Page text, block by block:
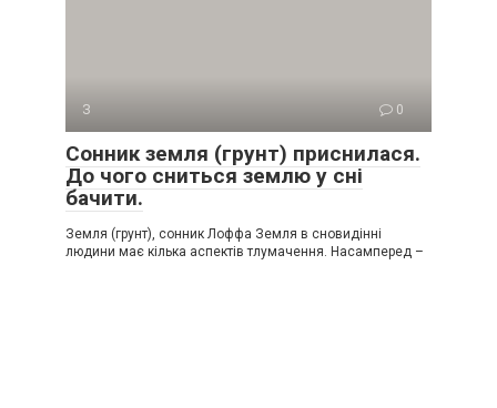
З 0
Сонник земля (грунт) приснилася.
До чого сниться землю у сні
бачити.
Земля (грунт), сонник Лоффа Земля в сновидінні
людини має кілька аспектів тлумачення. Насамперед –